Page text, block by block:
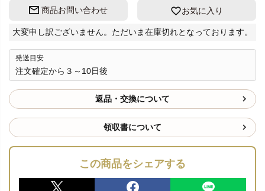
商品お問い合わせ お気に入り
大変申し訳ございません。ただいま在庫切れとなっております。
発送目安
注文確定から３～10日後
返品・交換について
領収書について
この商品をシェアする